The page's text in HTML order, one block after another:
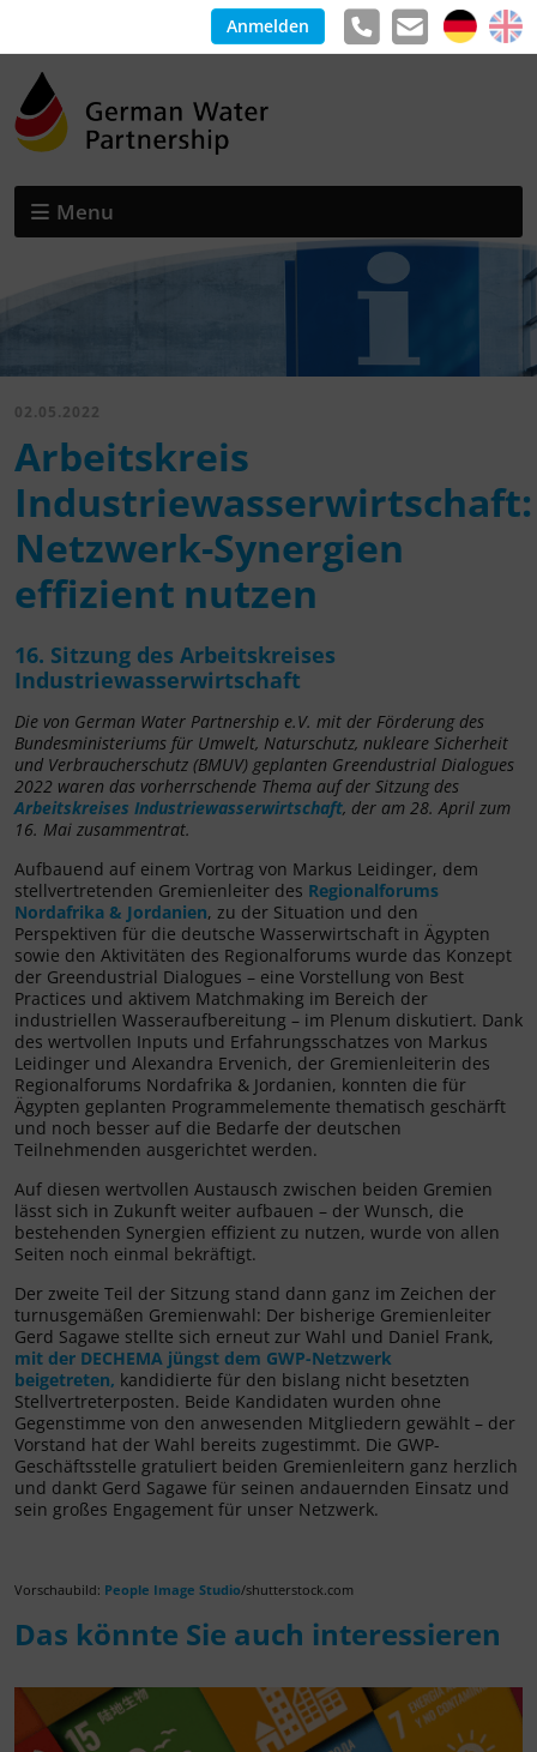
Anmelden
Menu
02.05.2022
Arbeitskreis
Industriewasserwirtschaft:
Netzwerk-Synergien
effizient nutzen
16. Sitzung des Arbeitskreises
Industriewasserwirtschaft
Die von German Water Partnership e.V. mit der Förderung des
Bundesministeriums für Umwelt, Naturschutz, nukleare Sicherheit
und Verbraucherschutz (BMUV) geplanten Greendustrial Dialogues
2022 waren das vorherrschende Thema auf der Sitzung des
Arbeitskreises Industriewasserwirtschaft, der am 28. April zum
16. Mai zusammentrat.
Aufbauend auf einem Vortrag von Markus Leidinger, dem
stellvertretenden Gremienleiter des Regionalforums
Nordafrika & Jordanien, zu der Situation und den
Perspektiven für die deutsche Wasserwirtschaft in Ägypten
sowie den Aktivitäten des Regionalforums wurde das Konzept
der Greendustrial Dialogues – eine Vorstellung von Best
Practices und aktivem Matchmaking im Bereich der
industriellen Wasseraufbereitung – im Plenum diskutiert. Dank
des wertvollen Inputs und Erfahrungsschatzes von Markus
Leidinger und Alexandra Ervenich, der Gremienleiterin des
Regionalforums Nordafrika & Jordanien, konnten die für
Ägypten geplanten Programmelemente thematisch geschärft
und noch besser auf die Bedarfe der deutschen
Teilnehmenden ausgerichtet werden.
Auf diesen wertvollen Austausch zwischen beiden Gremien
lässt sich in Zukunft weiter aufbauen – der Wunsch, die
bestehenden Synergien effizient zu nutzen, wurde von allen
Seiten noch einmal bekräftigt.
Der zweite Teil der Sitzung stand dann ganz im Zeichen der
turnusgemäßen Gremienwahl: Der bisherige Gremienleiter
Gerd Sagawe stellte sich erneut zur Wahl und Daniel Frank,
mit der DECHEMA jüngst dem GWP-Netzwerk
beigetreten, kandidierte für den bislang nicht besetzten
Stellvertreterposten. Beide Kandidaten wurden ohne
Gegenstimme von den anwesenden Mitgliedern gewählt – der
Vorstand hat der Wahl bereits zugestimmt. Die GWP-
Geschäftsstelle gratuliert beiden Gremienleitern ganz herzlich
und dankt Gerd Sagawe für seinen andauernden Einsatz und
sein großes Engagement für unser Netzwerk.
Vorschaubild: People Image Studio/shutterstock.com
Das könnte Sie auch interessieren